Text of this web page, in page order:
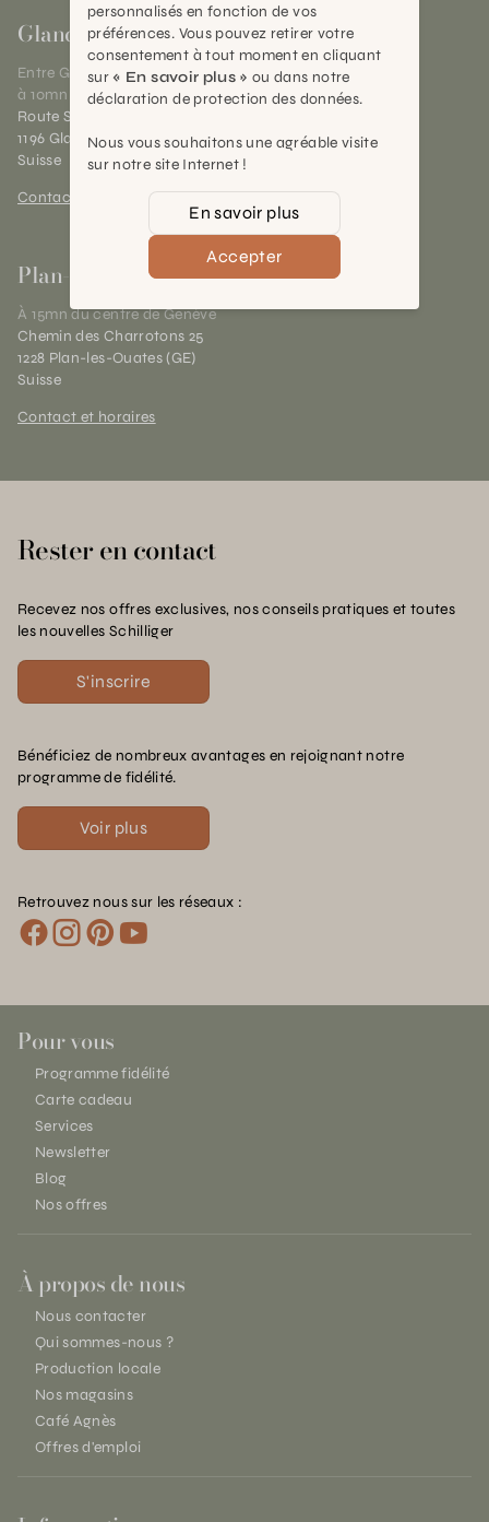
Gland
Entre Genève et Lausanne,
à 10mn de Nyon
Route Suisse 40
1196 Gland (VD)
Suisse
Contact et horaires
Plan-les-Ouates
À 15mn du centre de Genève
Chemin des Charrotons 25
1228 Plan-les-Ouates (GE)
Suisse
Contact et horaires
Rester en contact
Recevez nos offres exclusives, nos conseils pratiques et toutes
les nouvelles Schilliger
S'inscrire
Bénéficiez de nombreux avantages en rejoignant notre
programme de fidélité.
Voir plus
Retrouvez nous sur les réseaux :
Pour vous
Programme fidélité
Carte cadeau
Services
Newsletter
Blog
Nos offres
À propos de nous
Nous contacter
Qui sommes-nous ?
Production locale
Nos magasins
Café Agnès
Offres d'emploi
personnalisés en fonction de vos
préférences. Vous pouvez retirer votre
consentement à tout moment en cliquant
sur « En savoir plus » ou dans notre
déclaration de protection des données.
Nous vous souhaitons une agréable visite
sur notre site Internet !
En savoir plus
Accepter